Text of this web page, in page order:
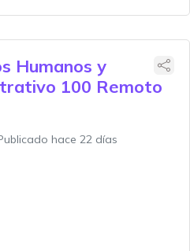
Humanos y
100 Remoto
hace 22 días